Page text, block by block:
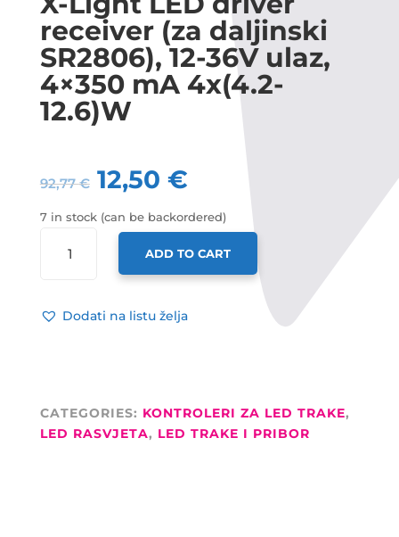
receiver (za daljinski
SR2806), 12-36V ulaz,
4×350 mA 4x(4.2-
12.6)W
92,77€ 12,50 €
7 in stock (can be backordered)
LIGHT
RECEIVER
36V
ULAZ,
ADD TO CART
Dodati na listu želja
CATEGORIES: KONTROLERI ZA LED TRAKE,
LED RASVJETA, LED TRAKE I PRIBOR